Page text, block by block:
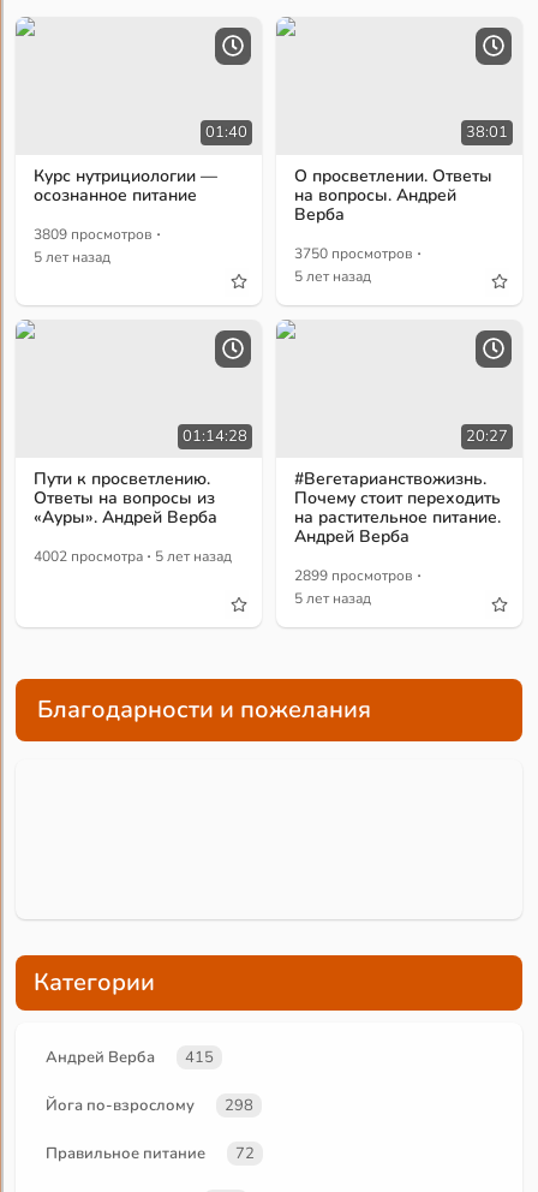
01:40
Курс нутрициологии —
осознанное питание
3809 просмотров ·
5 лет назад
38:01
О просветлении. Ответы
на вопросы. Андрей
Верба
3750 просмотров ·
5 лет назад
01:14:28
Пути к просветлению.
Ответы на вопросы из
«Ауры». Андрей Верба
4002 просмотра · 5 лет назад
20:27
#Вегетарианствожизнь.
Почему стоит переходить
на растительное питание.
Андрей Верба
2899 просмотров ·
5 лет назад
Благодарности и пожелания
Категории
Андрей Верба 415
Йога по-взрослому 298
Правильное питание 72